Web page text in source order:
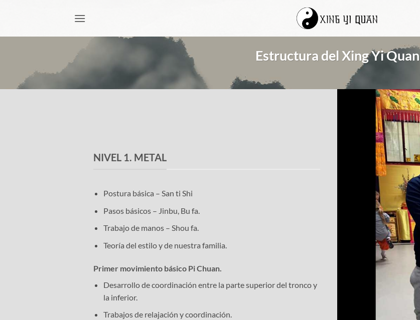
Estructura del Xing Yi Quan
NIVEL 1. METAL
Postura básica – San ti Shi
Pasos básicos – Jinbu, Bu fa.
Trabajo de manos – Shou fa.
Teoría del estilo y de nuestra familia.
Primer movimiento básico Pi Chuan.
Desarrollo de coordinación entre la parte superior del tronco y
la inferior.
Trabajos de relajación y coordinación.